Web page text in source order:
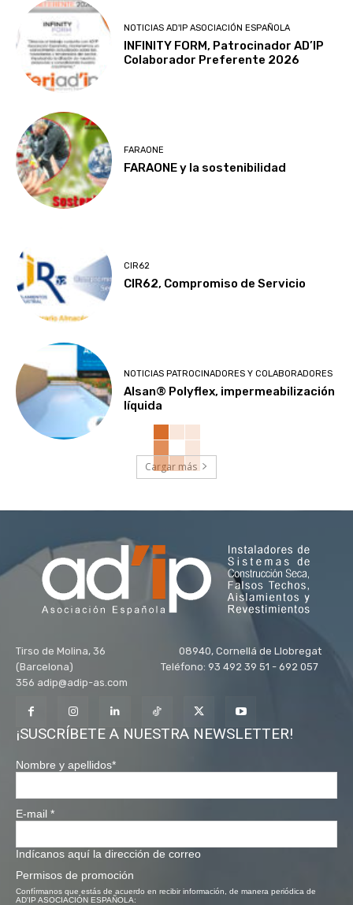
NOTICIAS AD'IP ASOCIACIÓN ESPAÑOLA
INFINITY FORM, Patrocinador AD’IP
Colaborador Preferente 2026
FARAONE
FARAONE y la sostenibilidad
CIR62
CIR62, Compromiso de Servicio
NOTICIAS PATROCINADORES Y COLABORADORES
Alsan® Polyflex, impermeabilización
líquida
Cargar más
Tirso de Molina, 36 08940, Cornellá de Llobregat
(Barcelona) Teléfono: 93 492 39 51 - 692 057
356 adip@adip-as.com
¡SUSCRÍBETE A NUESTRA NEWSLETTER!
Nombre y apellidos*
E-mail *
Indícanos aquí la dirección de correo
Permisos de promoción
Confírmanos que estás de acuerdo en recibir información, de manera periódica de
AD'IP ASOCIACIÓN ESPAÑOLA: